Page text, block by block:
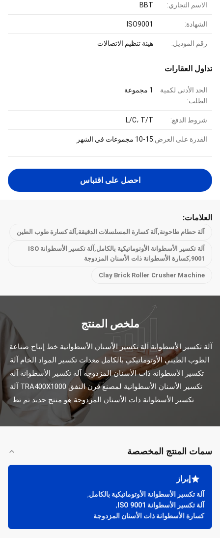
الاسم التجاري: BBT
الشهادة: ISO9001
رقم الموديل: هيئة تنظيم الاتصالات
تداول العقارات
الحد الأدنى لكمية
الطلب:
1 مجموعة
شروط الدفع: L/C، T/T
القدرة على العرض:10-15 مجموعات في الشهر
احصل على اقتباس
العلامات:
آلة حطام طاحونة,آلة كسارة المسلسلات الدقيقة,آلة كسارة طوب الطين
آلة تكسير الأسطوانة الأوتوماتيكية بالكامل,آلة تكسير الأسطوانة ISO
9001,كسارة الأسطوانة ذات الأسنان المزدوجة
Clay Brick Roller Crusher Machine
ملخص المنتج
تكسير الأسطوانة ذات الأسنان المزدوجة آلة تكسير الأسطوانة آلة
تكسير الأسطوانة ذات الأسنان المزدوجة هو منتج جديد تم تط...
سمات المنتج المخصصة
إبراز
آلة تكسير الأسطوانة الأوتوماتيكية بالكامل,
آلة تكسير الأسطوانة ISO 9001
,
كسارة الأسطوانة ذات الأسنان المزدوجة